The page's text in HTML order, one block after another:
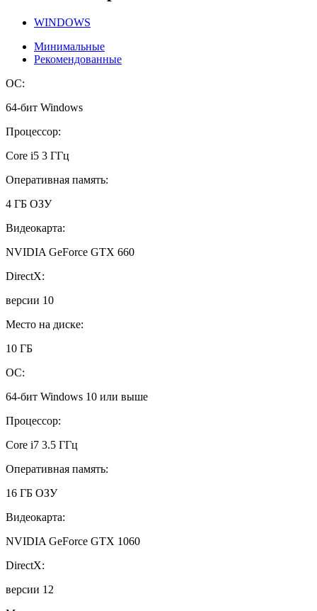
WINDOWS
Минимальные
Рекомендованные
ОС:
64-бит Windows
Процессор:
Core i5 3 ГГц
Оперативная память:
4 ГБ ОЗУ
Видеокарта:
NVIDIA GeForce GTX 660
DirectX:
версии 10
Место на диске:
10 ГБ
ОС:
64-бит Windows 10 или выше
Процессор:
Core i7 3.5 ГГц
Оперативная память:
16 ГБ ОЗУ
Видеокарта:
NVIDIA GeForce GTX 1060
DirectX:
версии 12